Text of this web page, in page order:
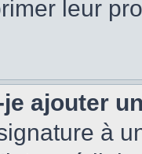
leur
ajouter
à